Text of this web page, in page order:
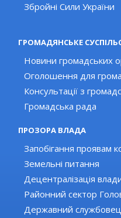
Збройні Сили України
ГРОМАДЯНСЬКЕ
Новини громадських
Оголошення для
Консультації з
Громадська рада
ПРОЗОРА ВЛАДА
Запобігання проявам
Земельні питання
Децентралізація
Районний сектор
Державний